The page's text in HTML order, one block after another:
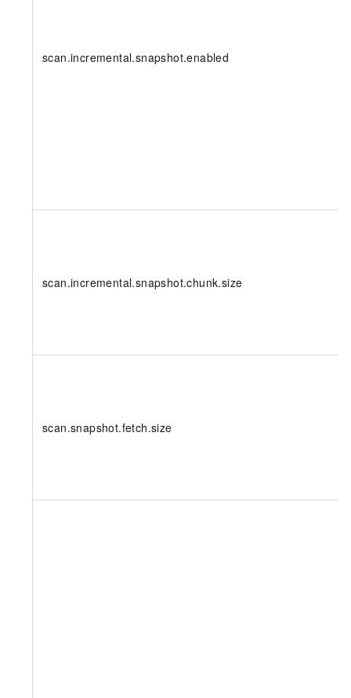
scan.incremental.snapshot.enabled
scan.incremental.snapshot.chunk.size
scan.snapshot.fetch.size